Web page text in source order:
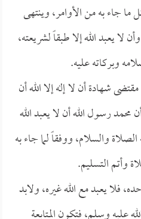
جاء به من الأوامر، وينتهى
يعبد الله إلا طبقاً لشريعته،
وبركاته عليه.
شهادة أن لا إله إلا الله أن
محمد رسول الله أن لا يعبد الله
والسلام، ووفقاً لما جاء به
وأتم التسليم.
فلا يعبد مع الله غيره، ولابد